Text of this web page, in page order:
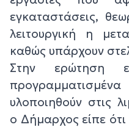
εγκαταστάσεις,
λειτουργική η
καθώς υπάρχουν
Στην ερώτηση
υλοποιηθούν στις
ο Δήμαρχος είπε